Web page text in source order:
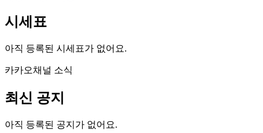
시세표
아직 등록된 시세표가 없어요.
카카오채널 소식
최신 공지
아직 등록된 공지가 없어요.